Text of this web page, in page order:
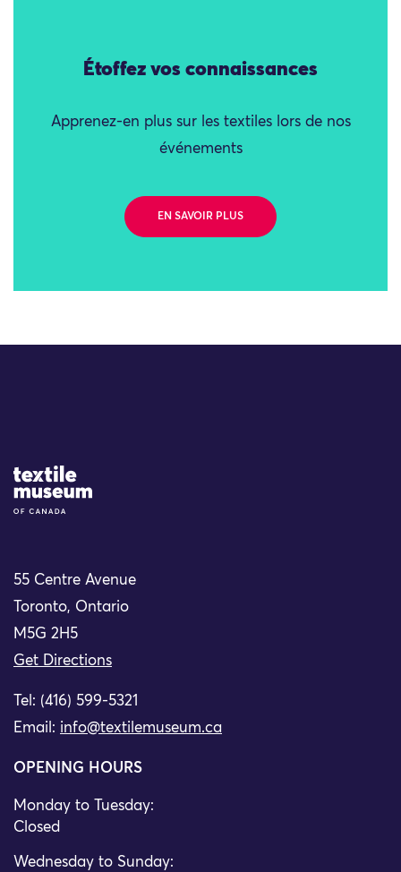
Étoffez vos connaissances
Apprenez-en plus sur les textiles lors de nos
événements
EN SAVOIR PLUS
Site Logo
55 Centre Avenue
Toronto, Ontario
M5G 2H5
Get Directions
Tel: (416) 599-5321
Email: info@textilemuseum.ca
OPENING HOURS
Monday to Tuesday:
Closed
Wednesday to Sunday: